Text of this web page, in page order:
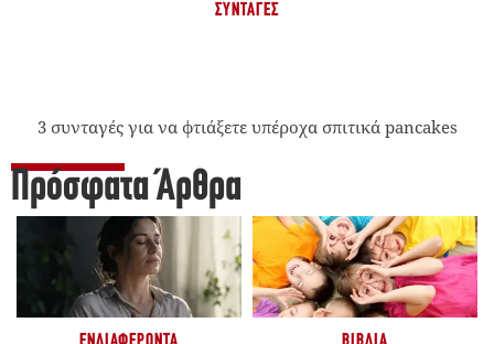
ΣΥΝΤΑΓΈΣ
3 συνταγές για να φτιάξετε υπέροχα σπιτικά pancakes
Πρόσφατα Άρθρα